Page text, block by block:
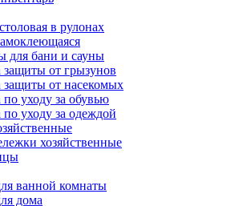
в рулонах
для бани и сауны
защиты от грызунов
защиты от насекомых
по уходу за обувью
по уходу за одеждой
хозяйственные
ванной комнаты
дома